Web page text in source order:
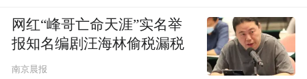
网红“峰哥亡命天涯”实名举
报知名编剧汪海林偷税漏税
南京晨报